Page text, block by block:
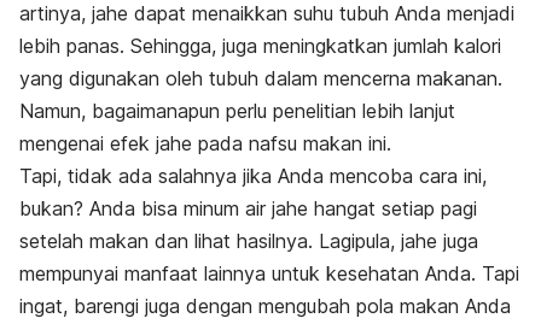
artinya, jahe dapat menaikkan suhu tubuh Anda menjadi
lebih panas. Sehingga, juga meningkatkan jumlah kalori
yang digunakan oleh tubuh dalam mencerna makanan.
Namun, bagaimanapun perlu penelitian lebih lanjut
mengenai efek jahe pada nafsu makan ini.
Tapi, tidak ada salahnya jika Anda mencoba cara ini,
bukan? Anda bisa minum air jahe hangat setiap pagi
setelah makan dan lihat hasilnya. Lagipula, jahe juga
mempunyai manfaat lainnya untuk kesehatan Anda. Tapi
ingat, barengi juga dengan mengubah pola makan Anda